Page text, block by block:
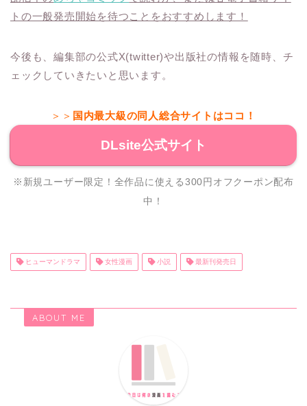
トの一般発売開始を待つことをおすすめします！
今後も、編集部の公式X(twitter)や出版社の情報を随時、チ
ェックしていきたいと思います。
＞＞ 国内最大級の同人総合サイトはココ！
DLsite公式サイト
※新規ユーザー限定！全作品に使える300円オフクーポン配布
中！
ヒューマンドラマ 女性漫画 小説 最新刊発売日
ABOUT ME